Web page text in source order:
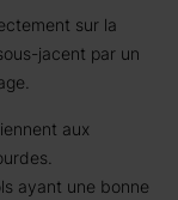
sur la
jacent par un
aux
ayant une bonne